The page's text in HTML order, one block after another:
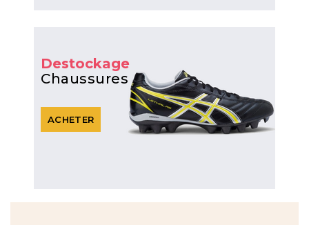
Destockage
Chaussures
ACHETER